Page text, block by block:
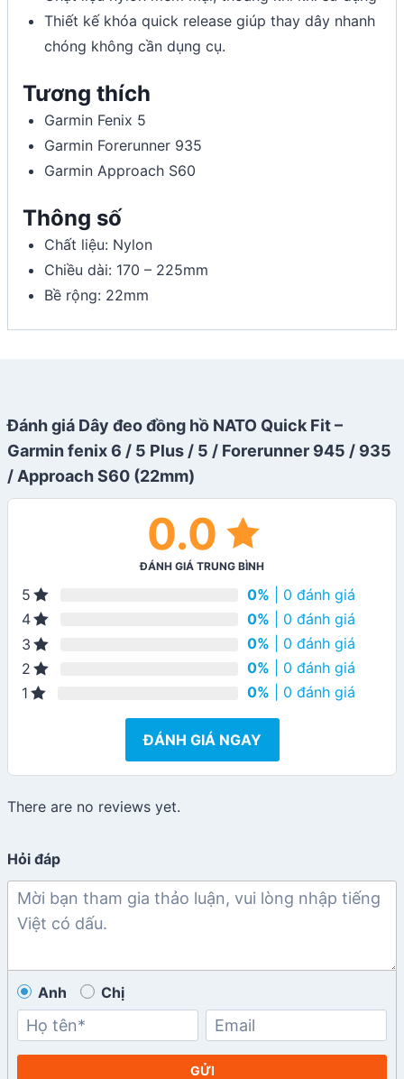
Thiết kế khóa quick release giúp thay dây nhanh
chóng không cần dụng cụ.
Tương thích
Garmin Fenix 5
Garmin Forerunner 935
Garmin Approach S60
Thông số
Chất liệu: Nylon
Chiều dài: 170 – 225mm
Bề rộng: 22mm
Đánh giá Dây đeo đồng hồ NATO Quick Fit –
Garmin fenix 6 / 5 Plus / 5 / Forerunner 945 / 935
/ Approach S60 (22mm)
0.0
ĐÁNH GIÁ TRUNG BÌNH
5 0% | 0 đánh giá
4
0% | 0 đánh giá
3
0% | 0 đánh giá
2
0% | 0 đánh giá
1
0% | 0 đánh giá
ĐÁNH GIÁ NGAY
There are no reviews yet.
Hỏi đáp
Anh Chị
GỬI